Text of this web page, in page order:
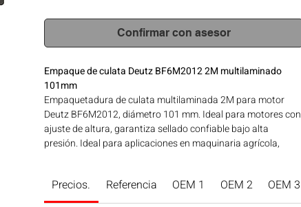
Confirmar con asesor
Empaque de culata Deutz BF6M2012 2M multilaminado
101mm
Empaquetadura de culata multilaminada 2M para motor
Deutz BF6M2012, diámetro 101 mm. Ideal para motores con
ajuste de altura, garantiza sellado confiable bajo alta
presión. Ideal para aplicaciones en maquinaria agrícola,
Precios. Referencia OEM 1 OEM 2 OEM 3